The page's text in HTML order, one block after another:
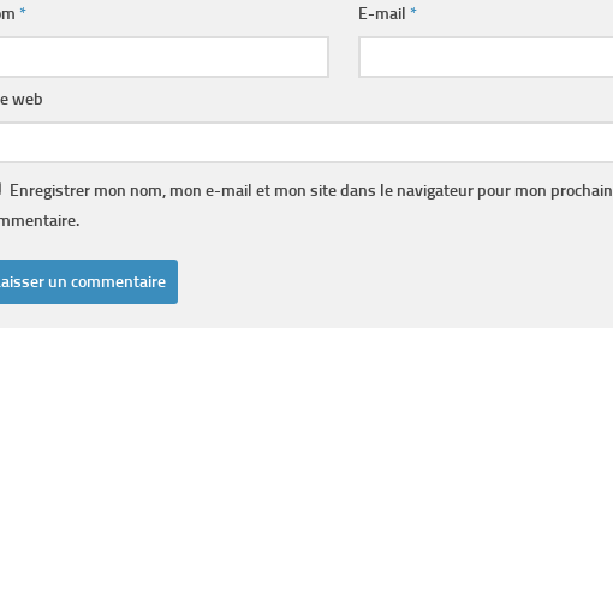
* E-mail*
web
Enregistrer mon nom, mon e-mail et mon site dans le navigateur pour mon prochain